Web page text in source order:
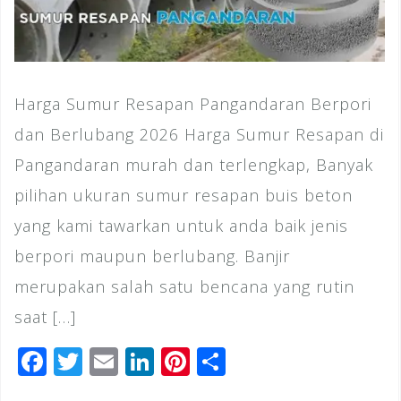
Harga Sumur Resapan Pangandaran Berpori
dan Berlubang 2026 Harga Sumur Resapan di
Pangandaran murah dan terlengkap, Banyak
pilihan ukuran sumur resapan buis beton
yang kami tawarkan untuk anda baik jenis
berpori maupun berlubang. Banjir
merupakan salah satu bencana yang rutin
saat […]
F T E Li Pi